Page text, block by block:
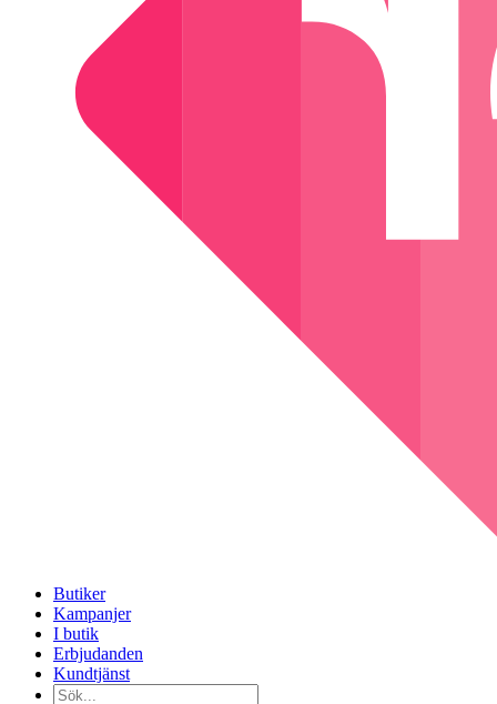
Butiker
Kampanjer
I butik
Erbjudanden
Kundtjänst
Sök...